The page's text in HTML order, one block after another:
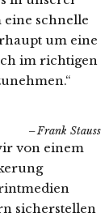
schnelle
um eine
im richtigen
Frank Stauss
von einem
sicherstellen